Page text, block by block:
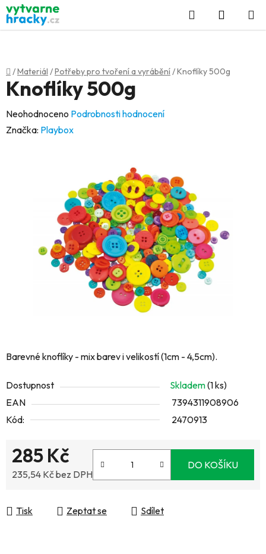
Přejít
na
obsah
Hledat
KOŠÍK
Domů
/Materiál /Potřeby pro tvoření a vyrábění/Knoflíky 500g
Barevné knoflíky - mix barev i velikostí (1cm - 4,5cm).
Dostupnost Skladem(1 ks)
EAN
7394311908906
Kód:
2470913
285 Kč
235,54 Kč bez DPH
DO KOŠÍKU
Tisk Zeptat se Sdílet
Knoflíky 500g
Průměrné
hodnocení
Neohodnoceno Podrobnosti hodnocení
Značka: Playbox